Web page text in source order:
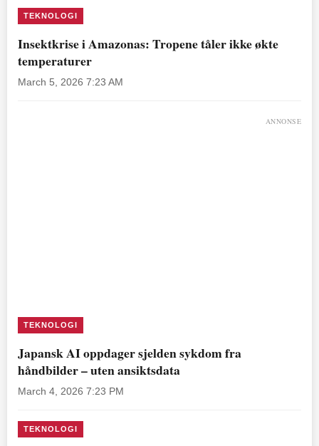
TEKNOLOGI
Insektkrise i Amazonas: Tropene tåler ikke økte
temperaturer
March 5, 2026 7:23 AM
ANNONSE
TEKNOLOGI
Japansk AI oppdager sjelden sykdom fra
håndbilder – uten ansiktsdata
March 4, 2026 7:23 PM
TEKNOLOGI